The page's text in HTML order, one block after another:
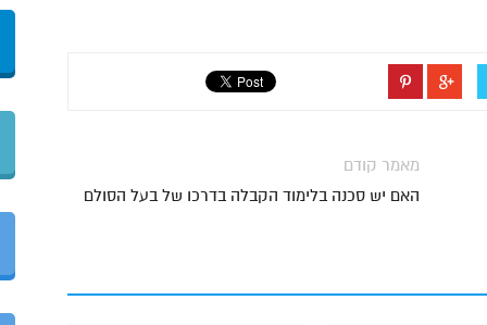
מאמר קודם
האם יש סכנה בלימוד הקבלה בדרכו של בעל הסולם